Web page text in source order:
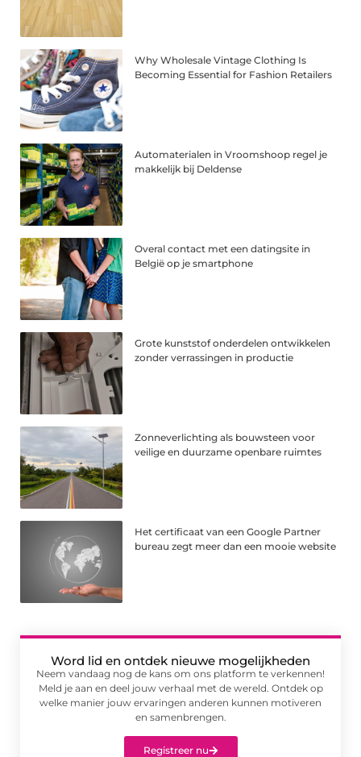
Why Wholesale Vintage Clothing Is
Becoming Essential for Fashion Retailers
Automaterialen in Vroomshoop regel je
makkelijk bij Deldense
Overal contact met een datingsite in
België op je smartphone
Grote kunststof onderdelen ontwikkelen
zonder verrassingen in productie
Zonneverlichting als bouwsteen voor
veilige en duurzame openbare ruimtes
Het certificaat van een Google Partner
bureau zegt meer dan een mooie website
Word lid en ontdek nieuwe mogelijkheden
Neem vandaag nog de kans om ons platform te verkennen!
Meld je aan en deel jouw verhaal met de wereld. Ontdek op
welke manier jouw ervaringen anderen kunnen motiveren
en samenbrengen.
Registreer nu